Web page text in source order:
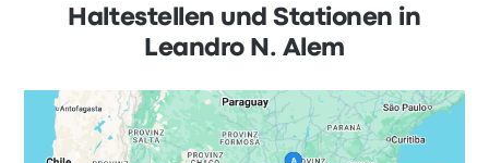
Haltestellen und Stationen in
Leandro N. Alem